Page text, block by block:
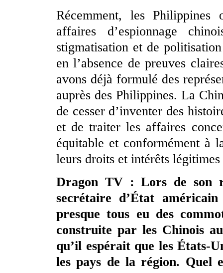
Récemment, les
affaires d’espionnage
stigmatisation et de
en l’absence de preuves
avons déjà formulé des
auprès des Philippines. La
de cesser d’inventer des
et de traiter les affaires
équitable et conformément à
leurs droits et intérêts
Dragon TV : Lors de son
secrétaire d’État
presque tous eu des
construite par les Chinois
qu’il espérait que les États-
les pays de la région. Quel